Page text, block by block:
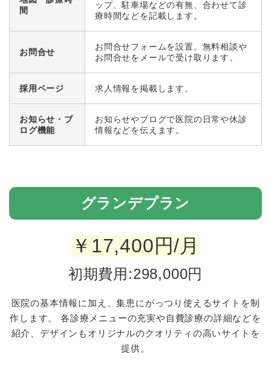
間
ップ、駐車場などの有無、合わせて診
療時間などを記載します。
お問合せ
お問合せフォームを設置。無料相談や
お問合せをメールで受け取ります。
採用ページ 求人情報を掲載します。
お知らせ・ブ
ログ機能
お知らせやブログで医院の日常や休診
情報などを伝えます。
グランデプラン
￥ 17,400円/月
初期費用:298,000円
医院の基本情報に加え、集患にがっつり使えるサイトを制
作します。
各診療メニューの充実や自費診療の詳細などを
紹介、デザインもオリジナルのクオリティの高いサイトを
提供。